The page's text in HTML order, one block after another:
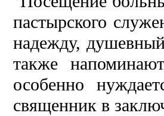
пастырского
надежду,
также
особенно
священник в